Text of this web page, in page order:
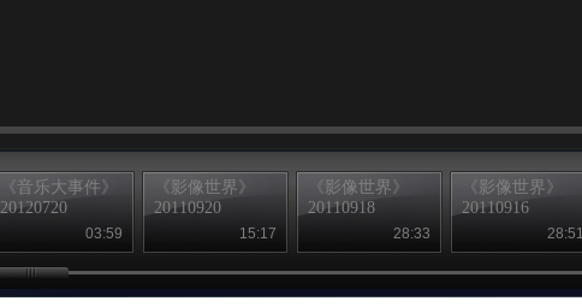
《音乐大事件》
20120720
03:59
《影像世界》
20110920
15:17
《影像世界》
20110918
28:33
《影像世界》
20110916
28:51